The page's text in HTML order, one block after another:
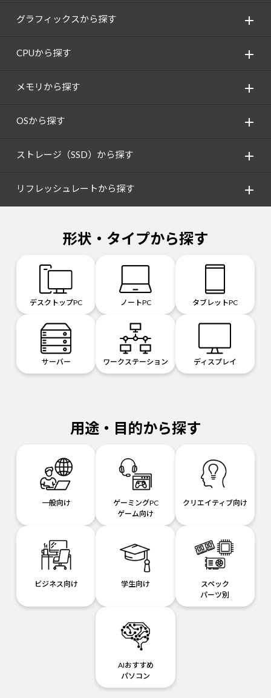
グラフィックスから探す
CPUから探す
メモリから探す
OSから探す
ストレージ（SSD）から探す
リフレッシュレートから探す
形状・タイプから探す
デスクトップPC ノートPC タブレットPC
サーバー ワークステーション ディスプレイ
用途・目的から探す
一般向け
ゲーミングPC
ゲーム向け
クリエイティブ向け
ビジネス向け 学生向け
スペック
パーツ別
AIおすすめ
パソコン